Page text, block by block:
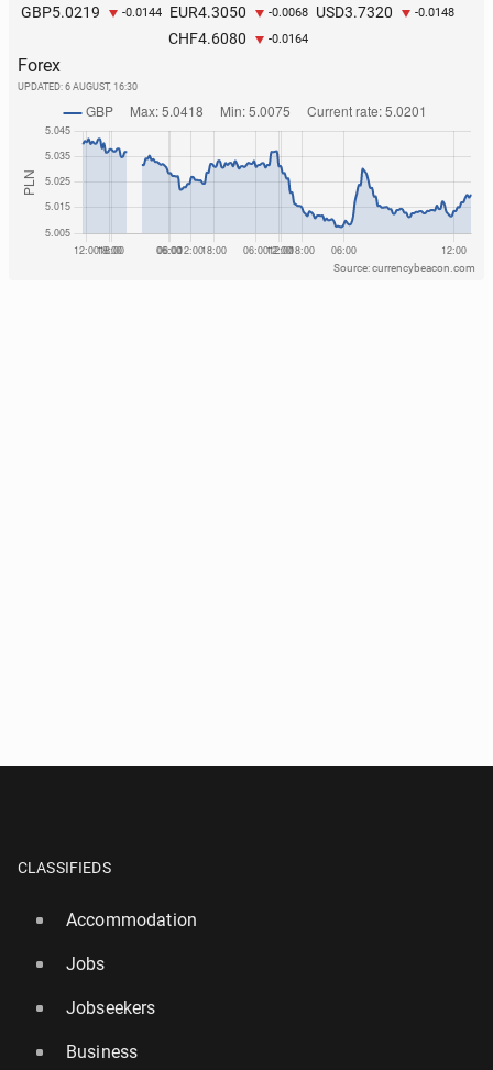
GBP5.0219 -0.0144 EUR4.3050 -0.0068 USD3.7320 -0.0148
CHF4.6080 -0.0164
Forex
UPDATED: 6 AUGUST, 16:30
Source: currencybeacon.com
CLASSIFIEDS
Accommodation
Jobs
Jobseekers
Business